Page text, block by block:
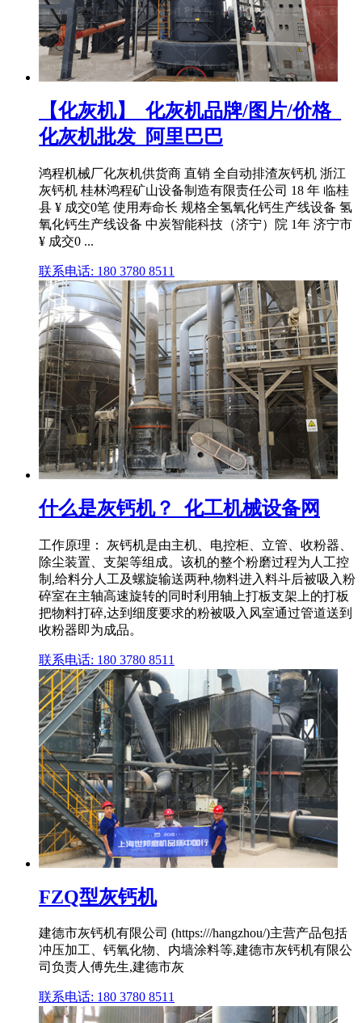
【化灰机】_化灰机品牌/图片/价格_
化灰机批发_阿里巴巴
鸿程机械厂化灰机供货商 直销 全自动排渣灰钙机 浙江
灰钙机 桂林鸿程矿山设备制造有限责任公司 18 年 临桂
县 ¥ 成交0笔 使用寿命长 规格全氢氧化钙生产线设备 氢
氧化钙生产线设备 中炭智能科技（济宁）院 1年 济宁市
¥ 成交0 ...
联系电话: 180 3780 8511
什么是灰钙机？_化工机械设备网
工作原理： 灰钙机是由主机、电控柜、立管、收粉器、
除尘装置、支架等组成。该机的整个粉磨过程为人工控
制,给料分人工及螺旋输送两种,物料进入料斗后被吸入粉
碎室在主轴高速旋转的同时利用轴上打板支架上的打板
把物料打碎,达到细度要求的粉被吸入风室通过管道送到
收粉器即为成品。
联系电话: 180 3780 8511
FZQ型灰钙机
建德市灰钙机有限公司 (https:///hangzhou/)主营产品包括
冲压加工、钙氧化物、内墙涂料等,建德市灰钙机有限公
司负责人傅先生,建德市灰
联系电话: 180 3780 8511